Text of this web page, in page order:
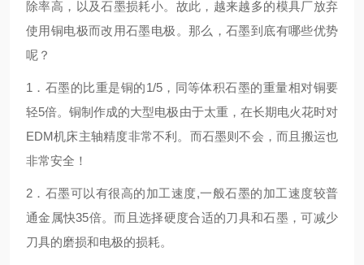
除率高，以及石墨损耗小。故此，越来越多的模具厂放弃
使用铜电极而改用石墨电极。那么，石墨到底有哪些优势
呢？
1．石墨的比重是铜的1/5，同等体积石墨的重量相对铜要
轻5倍。铜制作成的大型电极由于太重，在长期电火花时对
EDM机床主轴精度非常不利。而石墨则不会，而且搬运也
非常安全！
2．石墨可以有很高的加工速度,一般石墨的加工速度较普
通金属快35倍。而且选择硬度合适的刀具和石墨，可减少
刀具的磨损和电极的损耗。